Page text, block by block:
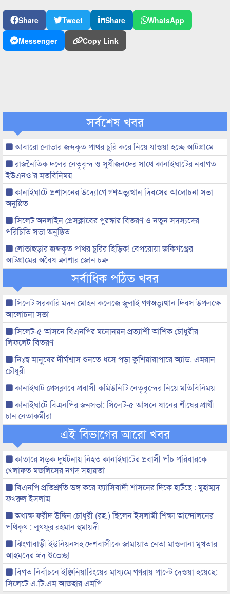
Share Tweet Share
WhatsApp
Messenger
Copy Link
সর্বশেষ খবর
আবারো লোভার জব্দকৃত পাথর চুরি করে নিয়ে যাওয়া হচ্ছে আটগ্রামে
রাজনৈতিক দলের নেতৃবৃন্দ ও সুধীজনদের সাথে কানাইঘাটের নবাগত
ইউএনও’র মতবিনিময়
কানাইঘাটে প্রশাসনের উদ্যোগে গণঅভ্যুত্থান দিবসের আলোচনা সভা
অনুষ্ঠিত
সিলেট অনলাইন প্রেসক্লাবের পুরস্কার বিতরণ ও নতুন সদস্যদের
পরিচিতি সভা অনুষ্ঠিত
লোভাছড়ার জব্দকৃত পাথর চুরির হিড়িক! বেপরোয়া জকিগঞ্জের
আটগ্রামের অবৈধ ক্রাশার জোন চক্র
সর্বাধিক পঠিত খবর
সিলেট সরকারি মদন মোহন কলেজে জুলাই গণঅভ্যুত্থান দিবস উপলক্ষে
আলোচনা সভা
সিলেট-৫ আসনে বিএনপির মনোনয়ন প্রত্যাশী আশিক চৌধুরীর
লিফলেট বিতরণ
নিঃস্ব মানুষের দীর্ঘশ্বাস শুনতে ধসে পড়া কুশিয়ারাপারে অ্যাড. এমরান
চৌধুরী
কানাইঘাট প্রেসক্লাবে প্রবাসী কমিউনিটি নেতৃবৃন্দের নিয়ে মতিবিনিময়
কানাইঘাটে বিএনপির জনসভা: সিলেট-৫ আসনে ধানের শীষের প্রার্থী
চান নেতাকর্মীরা
এই বিভাগের আরো খবর
কাতারে সড়ক দুর্ঘটনায় নিহত কানাইঘাটের প্রবাসী পাঁচ পরিবারকে
খেলাফত মজলিসের নগদ সহায়তা
বিএনপি প্রতিশ্রুতি ভঙ্গ করে ফ্যাসিবাদী শাসনের দিকে হাটঁছে : মুহাম্মদ
ফখরুল ইসলাম
অধ্যক্ষ ফরীদ উদ্দিন চৌধুরী (রহ.) ছিলেন ইসলামী শিক্ষা আন্দোলনের
পথিকৃৎ : লুৎফুর রহমান হুমায়দী
ঝিংগাবাড়ী ইউনিয়নসহ দেশবাসীকে জামায়াত নেতা মাওলানা মুখতার
আহমদের ঈদ শুভেচ্ছা
বিগত নির্বাচনে ইঞ্জিনিয়ারিংয়ের মাধ্যমে গণরায় পাল্টে দেওয়া হয়েছে:
সিলেটে এ.টি.এম আজহার এমপি